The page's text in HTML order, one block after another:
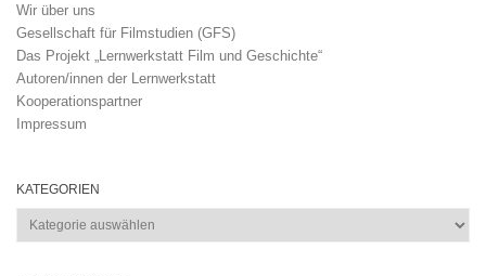
Wir über uns
Gesellschaft für Filmstudien (GFS)
Das Projekt „Lernwerkstatt Film und Geschichte“
Autoren/innen der Lernwerkstatt
Kooperationspartner
Impressum
KATEGORIEN
Kategorien